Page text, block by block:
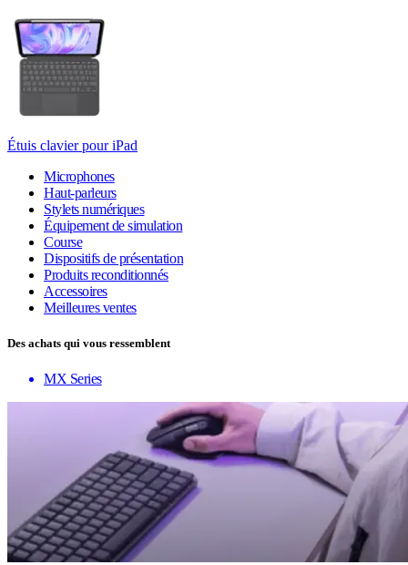
Étuis clavier pour iPad
Microphones
Haut-parleurs
Stylets numériques
Équipement de simulation
Course
Dispositifs de présentation
Produits reconditionnés
Accessoires
Meilleures ventes
Des achats qui vous ressemblent
MX Series